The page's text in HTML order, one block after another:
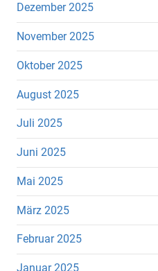
Dezember 2025
November 2025
Oktober 2025
August 2025
Juli 2025
Juni 2025
Mai 2025
März 2025
Februar 2025
Januar 2025